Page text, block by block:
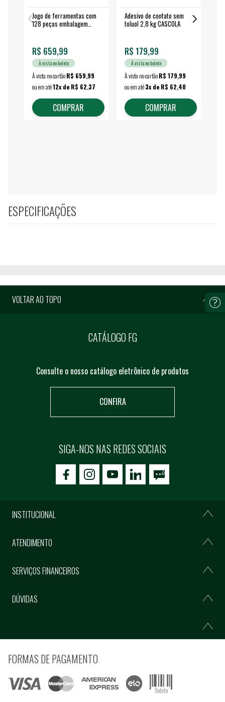
Jogo de ferramentas com
128 peças embalagem
R$ 659,99
À vista no boleto
À vista no cartãoR$ 659,99
ou em até12x de R$ 62,37
COMPRAR
Adesivo de contato sem
toluol 2,8 kg CASCOLA
R$ 179,99
À vista no boleto
À vista no cartãoR$ 179,99
ou em até3x de R$ 62,40
COMPRAR
ESPECIFICAÇÕES
VOLTAR AO TOPO
CATÁLOGO FG
Consulte o nosso catálogo eletrônico de produtos
CONFIRA
SIGA-NOS NAS REDES SOCIAIS
icon-facebookicon-social02icon-social03
INSTITUCIONAL
ATENDIMENTO
SERVIÇOS FINANCEIROS
DÚVIDAS
FORMAS DE PAGAMENTO